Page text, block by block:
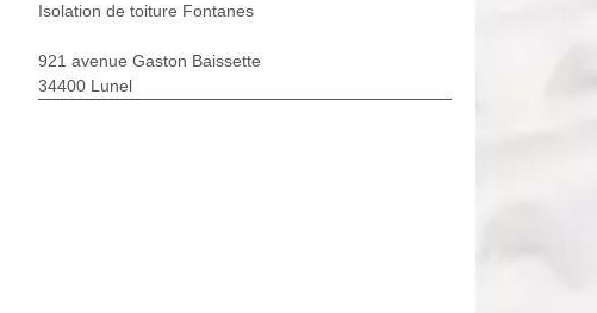
Isolation de toiture Fontanes
921 avenue Gaston Baissette
34400 Lunel